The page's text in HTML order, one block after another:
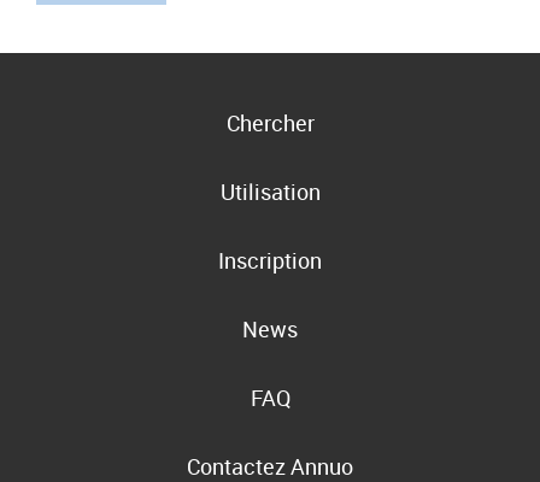
Chercher
Utilisation
Inscription
News
FAQ
Contactez Annuo